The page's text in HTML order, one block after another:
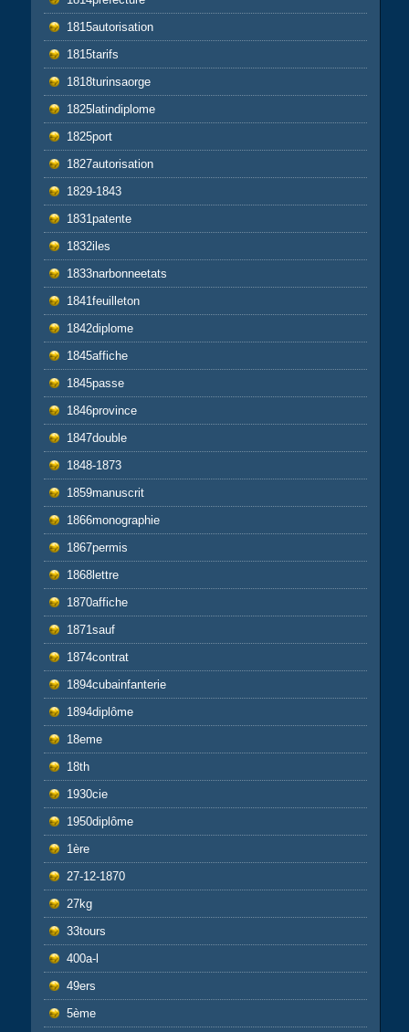
1815autorisation
1815tarifs
1818turinsaorge
1825latindiplome
1825port
1827autorisation
1829-1843
1831patente
1832iles
1833narbonneetats
1841feuilleton
1842diplome
1845affiche
1845passe
1846province
1847double
1848-1873
1859manuscrit
1866monographie
1867permis
1868lettre
1870affiche
1871sauf
1874contrat
1894cubainfanterie
1894diplôme
18eme
18th
1930cie
1950diplôme
1ère
27-12-1870
27kg
33tours
400a-l
49ers
5ème